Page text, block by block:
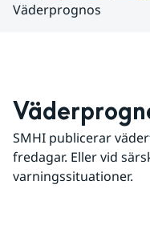
Väderprognos
SMHI publicerar
fredagar. Eller vid
varningssituationer.